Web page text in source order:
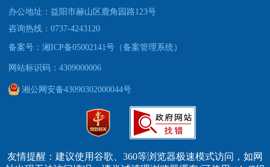
办公地址：益阳市赫山区鹿角园路123号
咨询热线：0737-4243120
备案号：湘ICP备05002141号（备案管理系统）
网站标识码：4309000006
湘公网安备43090302000044号
友情提醒：建议使用谷歌、360等浏览器极速模式访问，如网